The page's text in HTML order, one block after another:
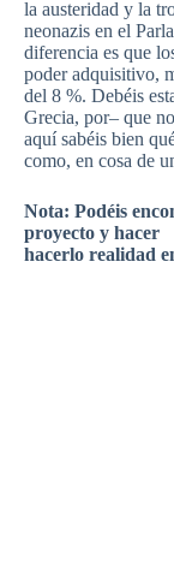
la austeridad y la
neonazis en el
diferencia es que
poder adquisitivo,
del 8 %. Debéis
Grecia, por– que
aquí sabéis bien
como, en cosa de
Nota: Podéis
proyecto y hacer
hacerlo realidad